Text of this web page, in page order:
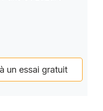
un essai gratuit